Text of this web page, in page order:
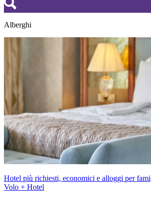
Alberghi
Hotel più richiesti, economici e alloggi per
Volo + Hotel